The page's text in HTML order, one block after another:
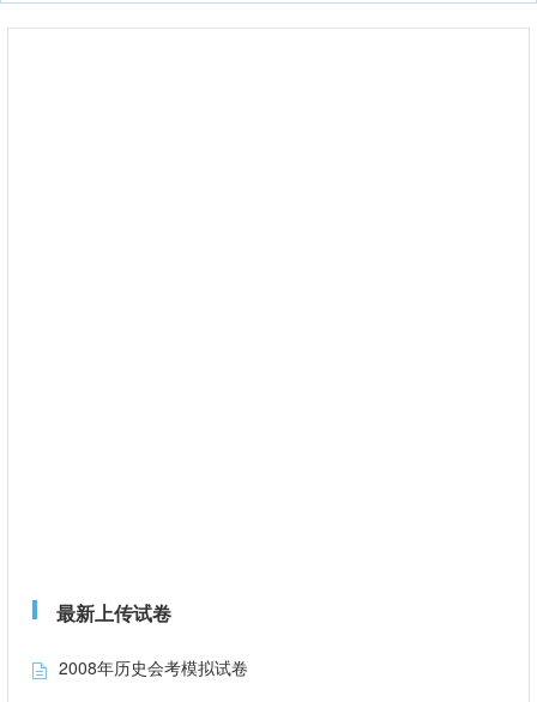
最新上传试卷
2008年历史会考模拟试卷